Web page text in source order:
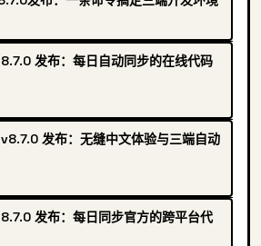
发布：每日自动同步的在线代码
发布：无缝中文体验与三端自动
发布：每日同步官方的跨平台代